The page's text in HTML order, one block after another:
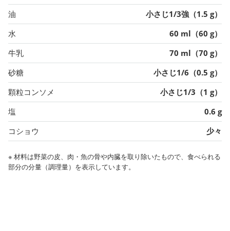
油
小さじ1/3強（1.5 g）
水
60 ml（60 g）
牛乳
70 ml（70 g）
砂糖
小さじ1/6（0.5 g）
顆粒コンソメ
小さじ1/3（1 g）
塩
0.6 g
コショウ
少々
※ 材料は野菜の皮、肉・魚の骨や内臓を取り除いたもので、食べられる
部分の分量（調理量）を表示しています。